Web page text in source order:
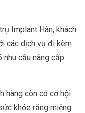
Implant Hàn, khách
các dịch vụ đi kèm
nhu cầu nâng cấp
hàng còn có cơ hội
khỏe răng miệng